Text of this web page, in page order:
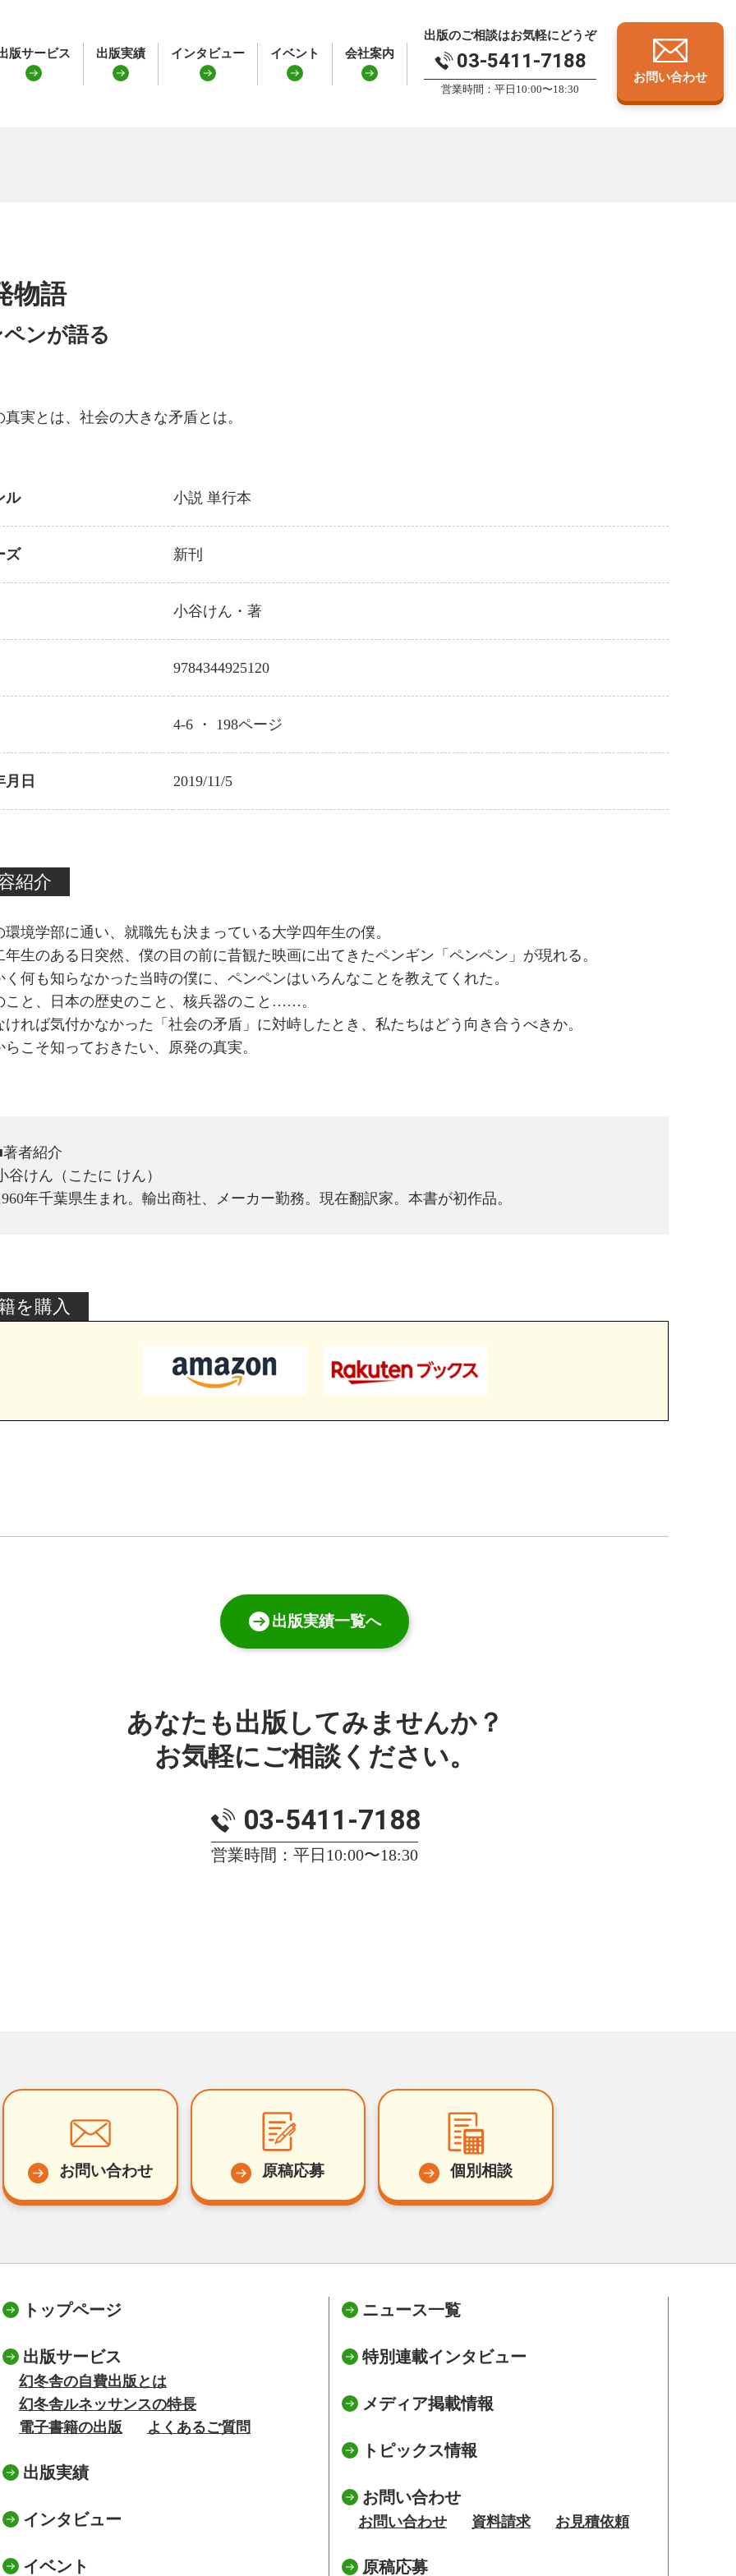
版サービス 出版実績 インタビュー イベント 会社案内
出版のご相談はお気軽にどうぞ
03-5411-7188
営業時間：平日10:00〜18:30
お問い合わせ
物語
ンが語る
真実とは、社会の大きな矛盾とは。
ル 小説 単行本
ズ 新刊
小谷けん ・著
9784344925120
4-6 ・ 198ページ
月日 2019/11/5
紹介
環境学部に通い、就職先も決まっている大学四年生の僕。
年生のある日突然、僕の目の前に昔観た映画に出てきたペンギン「ペンペン」が現れる。
く何も知らなかった当時の僕に、ペンペンはいろんなことを教えてくれた。
こと、日本の歴史のこと、核兵器のこと……。
ければ気付かなかった「社会の矛盾」に対峙したとき、私たちはどう向き合うべきか。
らこそ知っておきたい、原発の真実。
者紹介
谷けん（こたに けん）
年千葉県生まれ。輸出商社、メーカー勤務。現在翻訳家。本書が初作品。
を購入
出版実績一覧へ
あなたも出版してみませんか？
お気軽にご相談ください。
03-5411-7188
営業時間：平日10:00〜18:30
お問い合わせ 原稿応募 個別相談
トップページ
出版サービス
幻冬舎の自費出版とは
幻冬舎ルネッサンスの特長
電子書籍の出版
よくあるご質問
出版実績
インタビュー
イベント
ニュース一覧
特別連載インタビュー
メディア掲載情報
トピックス情報
お問い合わせ
お問い合わせ 資料請求 お見積依頼
原稿応募